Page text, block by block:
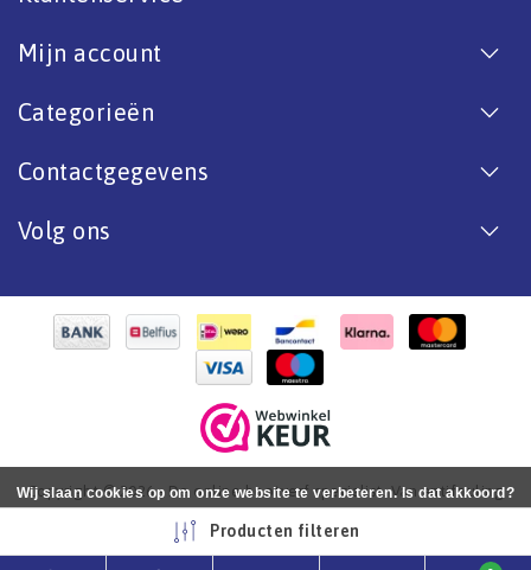
Mijn account
Categorieën
Contactgegevens
Volg ons
Copyright © 2026 - De online bootverf specialist. Van antifouling
tot aflak. - All rights reserved - RealizationInStijl Media
Producten filteren
Wij slaan cookies op om onze website te verbeteren. Is dat akkoord?
Nee Meer over cookies »